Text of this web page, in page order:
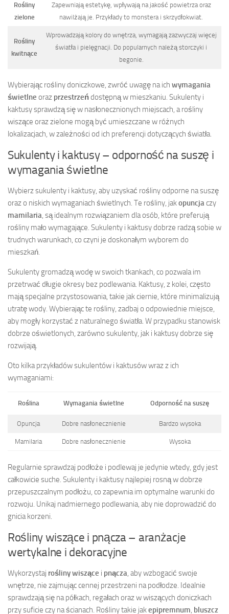
Rośliny
zielone
Zapewniają estetykę, wpływają na jakość powietrza oraz
nawilżają je. Przykłady to monstera i skrzydłokwiat.
Rośliny
kwitnące
Wprowadzają kolory do wnętrza, wymagają zazwyczaj więcej
światła i pielęgnacji. Do popularnych należą storczyki i
begonie.
Wybierając rośliny doniczkowe, zwróć uwagę na ich wymagania
świetlne oraz przestrzeńdostępną w mieszkaniu. Sukulenty i
kaktusy sprawdzą się w nasłonecznionych miejscach, a rośliny
wiszące oraz zielone mogą być umieszczane w różnych
lokalizacjach, w zależności od ich preferencji dotyczących światła.
Sukulenty i kaktusy – odporność na suszę i
wymagania świetlne
Wybierz sukulenty i kaktusy, aby uzyskać rośliny odporne na suszę
oraz o niskich wymaganiach świetlnych. Te rośliny, jakopuncjaczy
mamilaria, są idealnym rozwiązaniem dla osób, które preferują
rośliny mało wymagające. Sukulenty i kaktusy dobrze radzą sobie w
trudnych warunkach, co czyni je doskonałym wyborem do
mieszkań.
Sukulenty gromadzą wodę w swoich tkankach, co pozwala im
przetrwać długie okresy bez podlewania. Kaktusy, z kolei, często
mają specjalne przystosowania, takie jak ciernie, które minimalizują
utratę wody. Wybierając te rośliny, zadbaj o odpowiednie miejsce,
aby mogły korzystać z naturalnego światła. W przypadku stanowisk
dobrze oświetlonych, zarówno sukulenty, jak i kaktusy dobrze się
rozwijają.
Oto kilka przykładów sukulentów i kaktusów wraz z ich
wymaganiami:
Roślina Wymagania świetlne Odporność na suszę
Opuncja Dobre nasłonecznienie Bardzo wysoka
Mamilaria Dobre nasłonecznienie Wysoka
Regularnie sprawdzaj podłoże i podlewaj je jedynie wtedy, gdy jest
całkowicie suche. Sukulenty i kaktusy najlepiej rosną w dobrze
przepuszczalnym podłożu, co zapewnia im optymalne warunki do
rozwoju. Unikaj nadmiernego podlewania, aby nie doprowadzić do
gnicia korzeni.
Rośliny wiszące i pnącza – aranżacje
wertykalne i dekoracyjne
Wykorzystaj rośliny wiszące i pnącza, aby wzbogacić swoje
wnętrze, nie zajmując cennej przestrzeni na podłodze. Idealnie
sprawdzają się na półkach, regałach oraz w wiszących doniczkach
przy suficie czy na ścianach. Rośliny takie jakepipremnum, bluszcz